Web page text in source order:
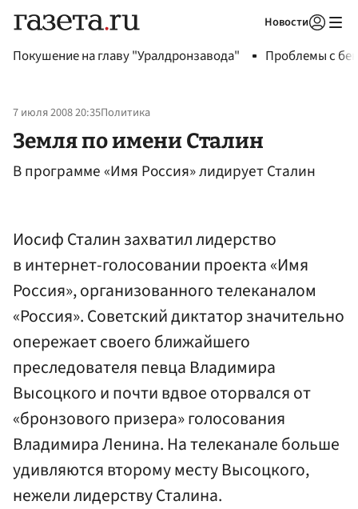
Новости
Покушение на главу "Уралдронзавода" Проблемы с
7 июля 2008 20:35Политика
Земля по имени Сталин
В программе «Имя Россия» лидирует Сталин
Иосиф Сталин захватил лидерство
в интернет-голосовании проекта «Имя
Россия», организованного телеканалом
«Россия». Советский диктатор значительно
опережает своего ближайшего
преследователя певца Владимира
Высоцкого и почти вдвое оторвался от
«бронзового призера» голосования
Владимира Ленина. На телеканале больше
удивляются второму месту Высоцкого,
нежели лидерству Сталина.